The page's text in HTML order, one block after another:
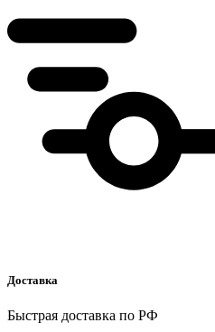
Доставка
Быстрая доставка по РФ